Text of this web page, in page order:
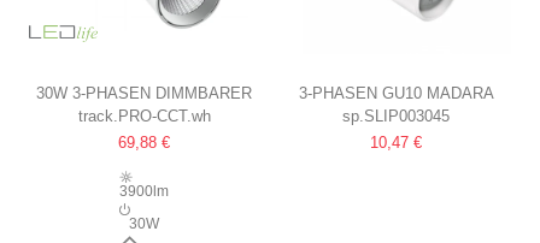
30W 3-PHASEN DIMMBARER
RA92 PRO-CCT
SCHIENENSTRAHLER
120LM/W, EINSTELLBARE CCT
+ HELLIGKEIT, 3900LM,
FLIMMERFREI
track.PRO-CCT.wh
69,88 €
3900lm
30W
3-PHASEN GU10 MADARA
ALTRO SCHIENENSTRAHLER
WEISS, OHNE LEUCHTMITTEL
sp.SLIP003045
10,47 €